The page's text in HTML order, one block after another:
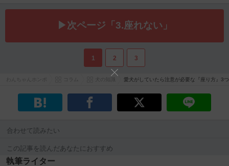
▶次ページ「3.座れない」
1 2 3
愛犬がしていたら注意が必要な『座り方』3
合わせて読みたい
この記事を読んだあなたにおすすめ
執筆ライター